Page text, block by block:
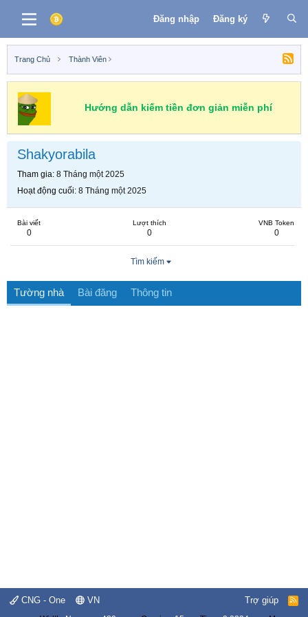
Đăng nhập Đăng ký
Trang Chủ Thành Viên
Hướng dẫn kiếm tiền đơn giản miễn phí
Shakyorabila
Tham gia 8 Tháng một 2025
Hoạt động cuối 8 Tháng một 2025
Bài viết
0
Lượt thích
0
VNB Token
0
Tìm kiếm
Tường nhà Bài đăng Thông tin
CNG - One VN Trợ giúp
R